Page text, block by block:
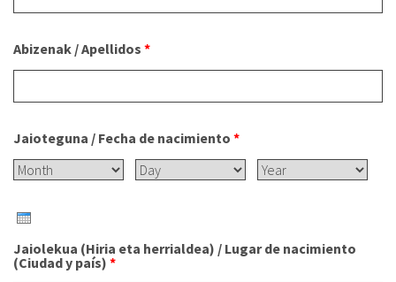
es
eu
Abizenak / Apellidos *
Jaioteguna / Fecha de nacimiento *
Month
Day Year
Jaiolekua (Hiria eta herrialdea) / Lugar de nacimiento
(Ciudad y país) *